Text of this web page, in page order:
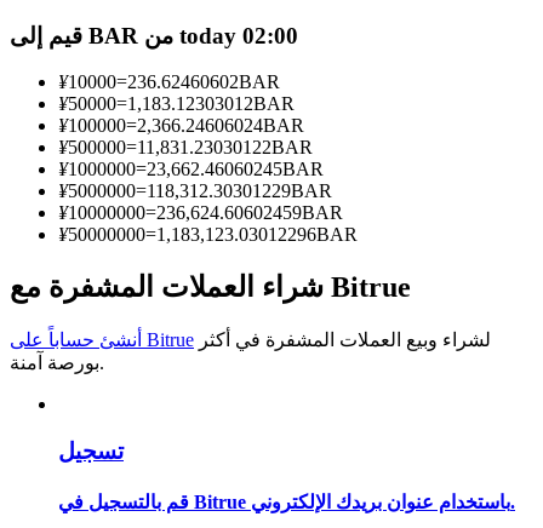
معلومة
تحليل البيانات الضخمة بما في ذلك المعلومات التجارية، وما
إلى ذلك.
مرشد
قيم إلى BAR من today 02:00
¥10000=236.62460602BAR
¥50000=1,183.12303012BAR
¥100000=2,366.24606024BAR
¥500000=11,831.23030122BAR
¥1000000=23,662.46060245BAR
¥5000000=118,312.30301229BAR
¥10000000=236,624.60602459BAR
¥50000000=1,183,123.03012296BAR
شراء العملات المشفرة مع Bitrue
أنشئ حساباً على Bitrue
بورصة آمنة.
تسجيل
قم بالتسجيل في Bitrue باستخدام عنوان بريدك الإلكتروني.